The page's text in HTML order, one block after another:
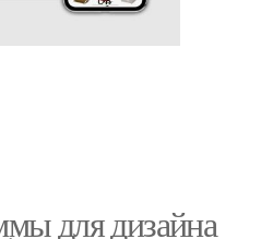
для дизайна